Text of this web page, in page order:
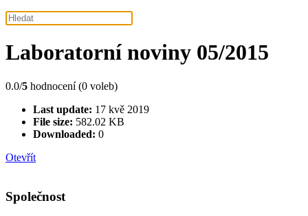
Laboratorní noviny 05/2015
0.0/5 hodnocení (0 voleb)
Last update: 17 kvě 2019
File size: 582.02 KB
Downloaded: 0
Otevřít
Společnost